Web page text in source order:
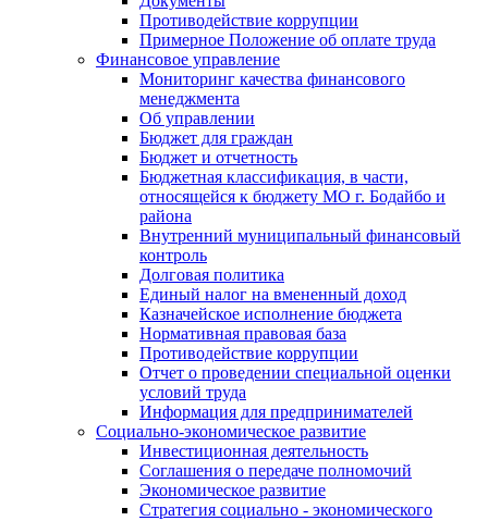
Противодействие коррупции
Примерное Положение об оплате труда
Финансовое управление
Мониторинг качества финансового
менеджмента
Об управлении
Бюджет для граждан
Бюджет и отчетность
Бюджетная классификация, в части,
относящейся к бюджету МО г. Бодайбо и
района
Внутренний муниципальный финансовый
контроль
Долговая политика
Единый налог на вмененный доход
Казначейское исполнение бюджета
Нормативная правовая база
Противодействие коррупции
Отчет о проведении специальной оценки
условий труда
Информация для предпринимателей
Социально-экономическое развитие
Инвестиционная деятельность
Соглашения о передаче полномочий
Экономическое развитие
Стратегия социально - экономического